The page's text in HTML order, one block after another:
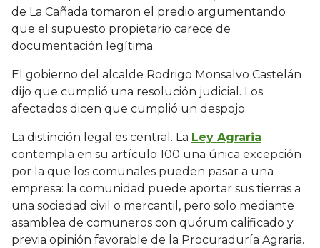
de La Cañada tomaron el predio argumentando
que el supuesto propietario carece de
documentación legítima.
El gobierno del alcalde Rodrigo Monsalvo Castelán
dijo que cumplió una resolución judicial. Los
afectados dicen que cumplió un despojo.
La distinción legal es central. La Ley Agraria
contempla en su artículo 100 una única excepción
por la que los comunales pueden pasar a una
empresa: la comunidad puede aportar sus tierras a
una sociedad civil o mercantil, pero solo mediante
asamblea de comuneros con quórum calificado y
previa opinión favorable de la Procuraduría Agraria.